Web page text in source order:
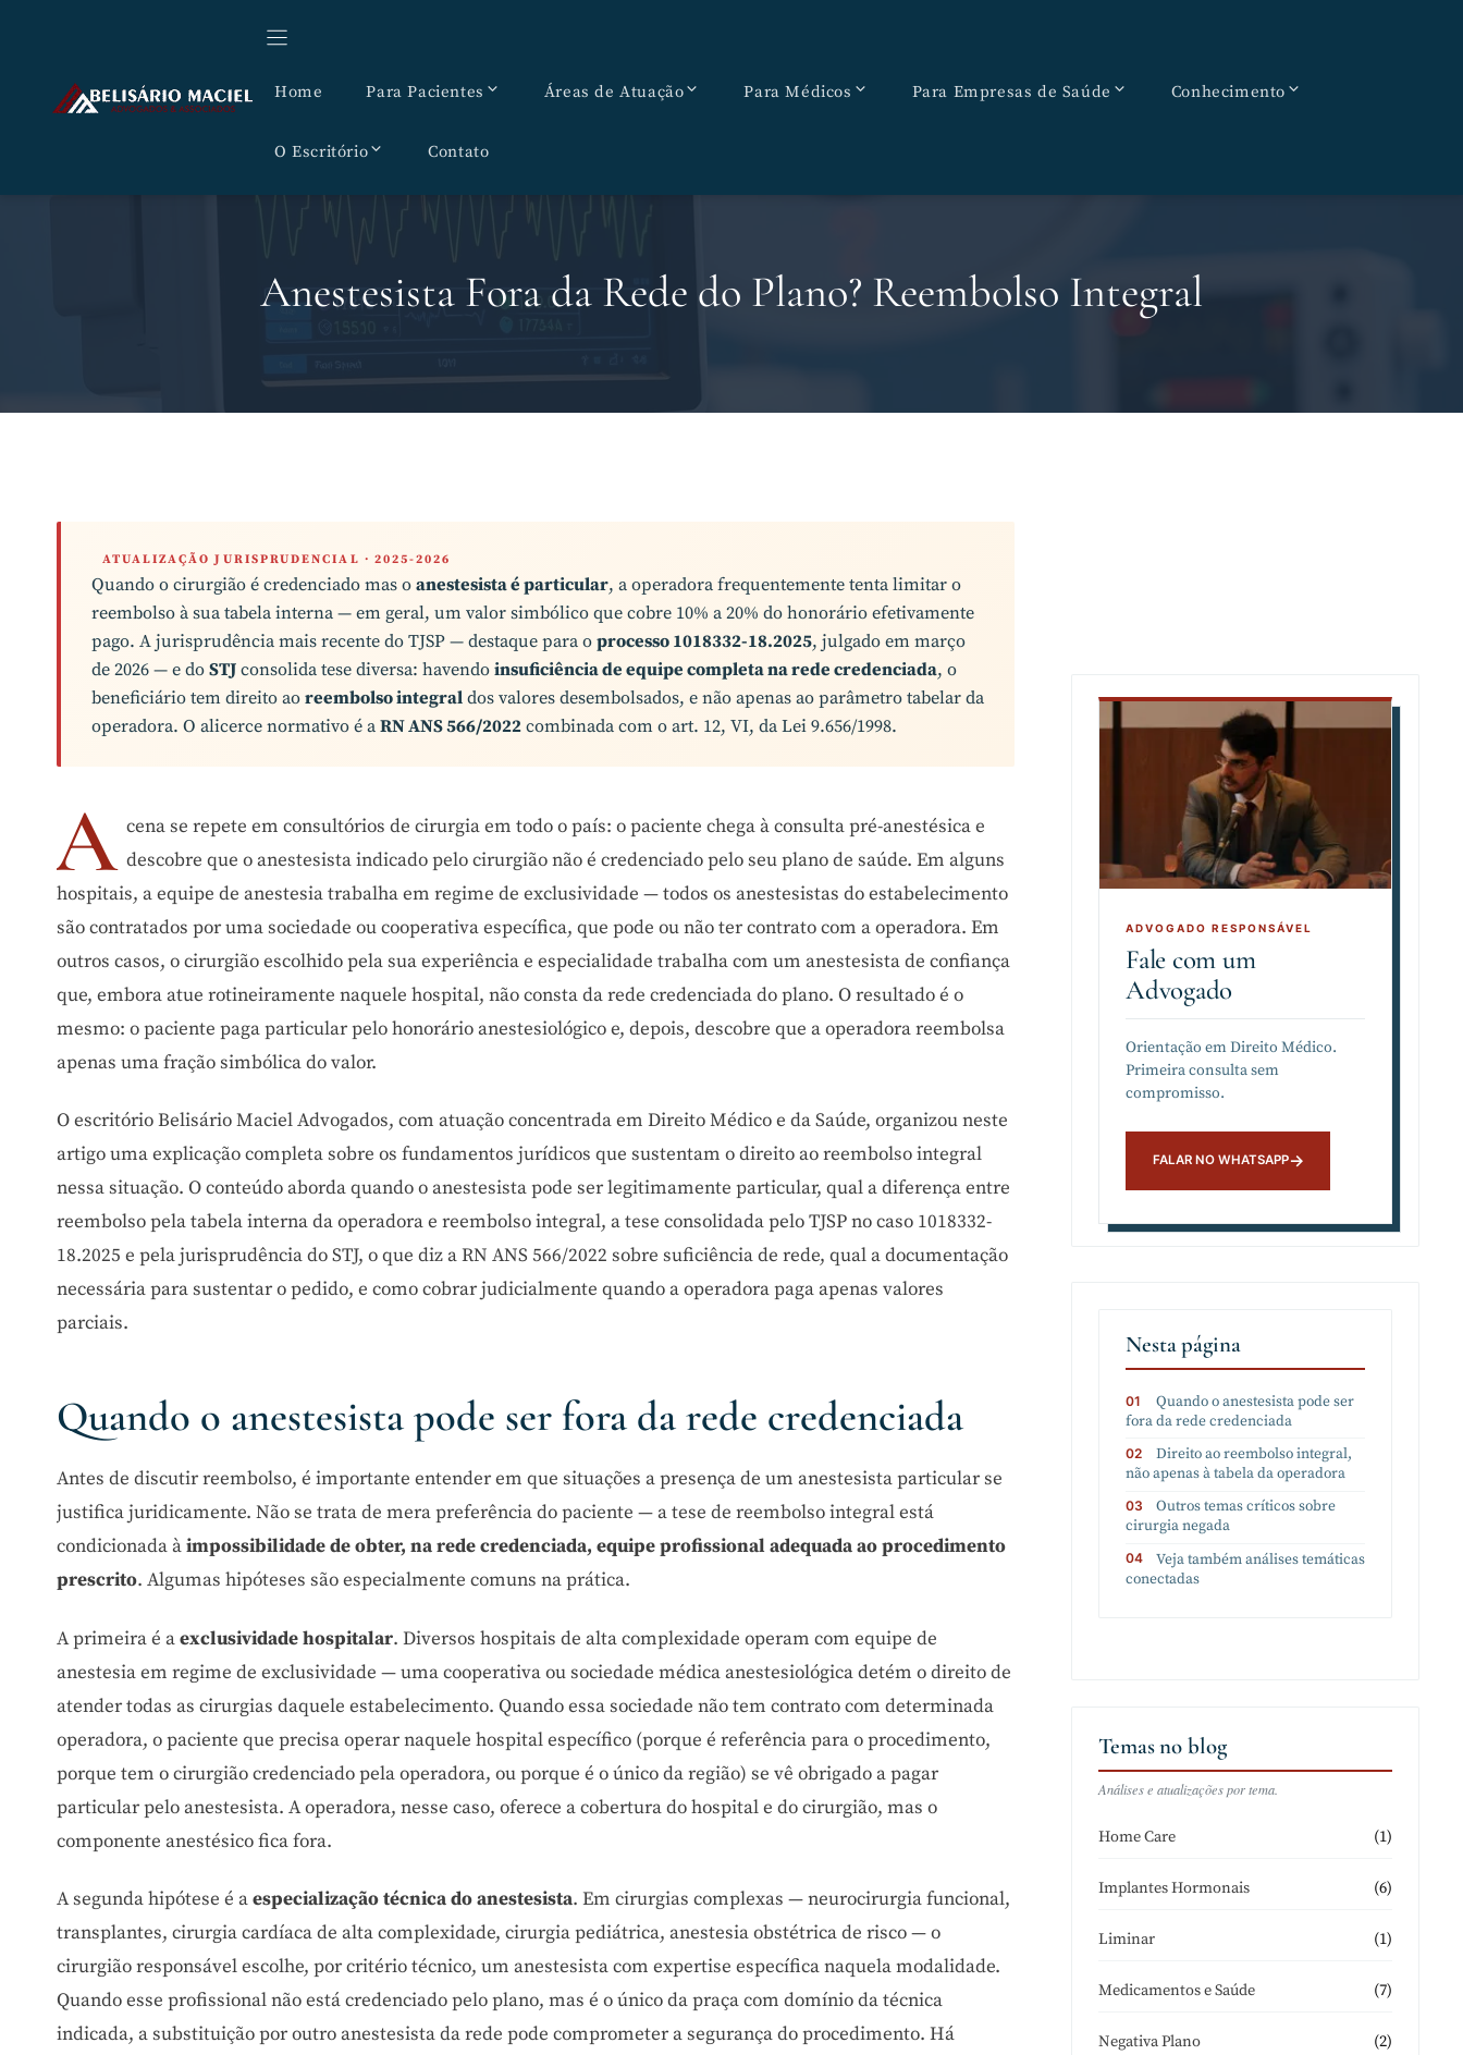
conteúdo
Home Para Pacientes Áreas de Atuação Para Médicos Para Empresas de Saúde Conhecimento
O Escritório Contato
Anestesista Fora da Rede do Plano? Reembolso Integral
ATUALIZAÇÃO JURISPRUDENCIAL · 2025-2026
Quando o cirurgião é credenciado mas o anestesista é particular, a operadora frequentemente tenta limitar o
reembolso à sua tabela interna — em geral, um valor simbólico que cobre 10% a 20% do honorário efetivamente
pago. A jurisprudência mais recente do TJSP — destaque para o processo 1018332-18.2025, julgado em março
de 2026 — e do STJ consolida tese diversa: havendo insuficiência de equipe completa na rede credenciada, o
beneficiário tem direito ao reembolso integral dos valores desembolsados, e não apenas ao parâmetro tabelar da
operadora. O alicerce normativo é a RN ANS 566/2022 combinada com o art. 12, VI, da Lei 9.656/1998.
A cena se repete em consultórios de cirurgia em todo o país: o paciente chega à consulta pré-anestésica e
descobre que o anestesista indicado pelo cirurgião não é credenciado pelo seu plano de saúde. Em alguns
hospitais, a equipe de anestesia trabalha em regime de exclusividade — todos os anestesistas do estabelecimento
são contratados por uma sociedade ou cooperativa específica, que pode ou não ter contrato com a operadora. Em
outros casos, o cirurgião escolhido pela sua experiência e especialidade trabalha com um anestesista de confiança
que, embora atue rotineiramente naquele hospital, não consta da rede credenciada do plano. O resultado é o
mesmo: o paciente paga particular pelo honorário anestesiológico e, depois, descobre que a operadora reembolsa
apenas uma fração simbólica do valor.
O escritório Belisário Maciel Advogados, com atuação concentrada em Direito Médico e da Saúde, organizou neste
artigo uma explicação completa sobre os fundamentos jurídicos que sustentam o direito ao reembolso integral
nessa situação. O conteúdo aborda quando o anestesista pode ser legitimamente particular, qual a diferença entre
reembolso pela tabela interna da operadora e reembolso integral, a tese consolidada pelo TJSP no caso 1018332-
18.2025 e pela jurisprudência do STJ, o que diz a RN ANS 566/2022 sobre suficiência de rede, qual a documentação
necessária para sustentar o pedido, e como cobrar judicialmente quando a operadora paga apenas valores
parciais.
Quando o anestesista pode ser fora da rede credenciada
Antes de discutir reembolso, é importante entender em que situações a presença de um anestesista particular se
justifica juridicamente. Não se trata de mera preferência do paciente — a tese de reembolso integral está
condicionada àimpossibilidade de obter, na rede credenciada, equipe profissional adequada ao procedimento
prescrito. Algumas hipóteses são especialmente comuns na prática.
A primeira é aexclusividade hospitalar. Diversos hospitais de alta complexidade operam com equipe de
anestesia em regime de exclusividade — uma cooperativa ou sociedade médica anestesiológica detém o direito de
atender todas as cirurgias daquele estabelecimento. Quando essa sociedade não tem contrato com determinada
operadora, o paciente que precisa operar naquele hospital específico (porque é referência para o procedimento,
porque tem o cirurgião credenciado pela operadora, ou porque é o único da região) se vê obrigado a pagar
particular pelo anestesista. A operadora, nesse caso, oferece a cobertura do hospital e do cirurgião, mas o
componente anestésico fica fora.
A segunda hipótese é aespecialização técnica do anestesista. Em cirurgias complexas — neurocirurgia funcional,
transplantes, cirurgia cardíaca de alta complexidade, cirurgia pediátrica, anestesia obstétrica de risco — o
cirurgião responsável escolhe, por critério técnico, um anestesista com expertise específica naquela modalidade.
Quando esse profissional não está credenciado pelo plano, mas é o único da praça com domínio da técnica
indicada, a substituição por outro anestesista da rede pode comprometer a segurança do procedimento. Há
Fale com um
Advogado
Orientação em Direito Médico.
Primeira consulta sem
compromisso.
Nesta página
Quando o anestesista pode ser
fora da rede credenciada
Direito ao reembolso integral,
não apenas à tabela da operadora
Outros temas críticos sobre
cirurgia negada
Veja também análises temáticas
conectadas
Temas no blog
Análises e atualizações por tema.
Home Care (1)
Implantes Hormonais (6)
Liminar (1)
Medicamentos e Saúde (7)
Negativa Plano (2)